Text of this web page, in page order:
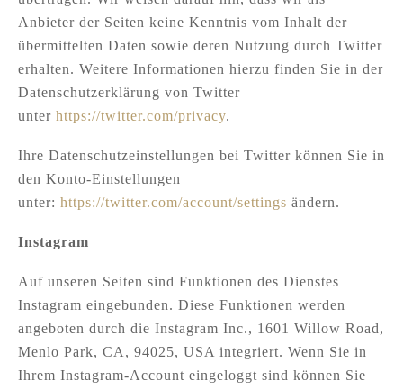
Anbieter der Seiten keine Kenntnis vom Inhalt der
übermittelten Daten sowie deren Nutzung durch Twitter
erhalten. Weitere Informationen hierzu finden Sie in der
Datenschutzerklärung von Twitter
unter https://twitter.com/privacy.
Ihre Datenschutzeinstellungen bei Twitter können Sie in
den Konto-Einstellungen
unter: https://twitter.com/account/settings ändern.
Instagram
Auf unseren Seiten sind Funktionen des Dienstes
Instagram eingebunden. Diese Funktionen werden
angeboten durch die Instagram Inc., 1601 Willow Road,
Menlo Park, CA, 94025, USA integriert. Wenn Sie in
Ihrem Instagram-Account eingeloggt sind können Sie